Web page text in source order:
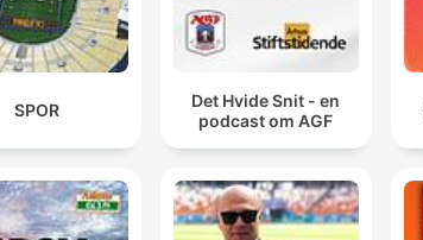
SPOR
Det Hvide Snit - en
podcast om AGF